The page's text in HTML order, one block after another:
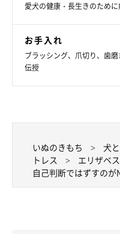
愛犬の健康・長生きのため
お手入れ
ブラッシング、爪切り、歯
伝授
いぬのきもち 犬
トレス
エリザベ
自己判断ではずすのが